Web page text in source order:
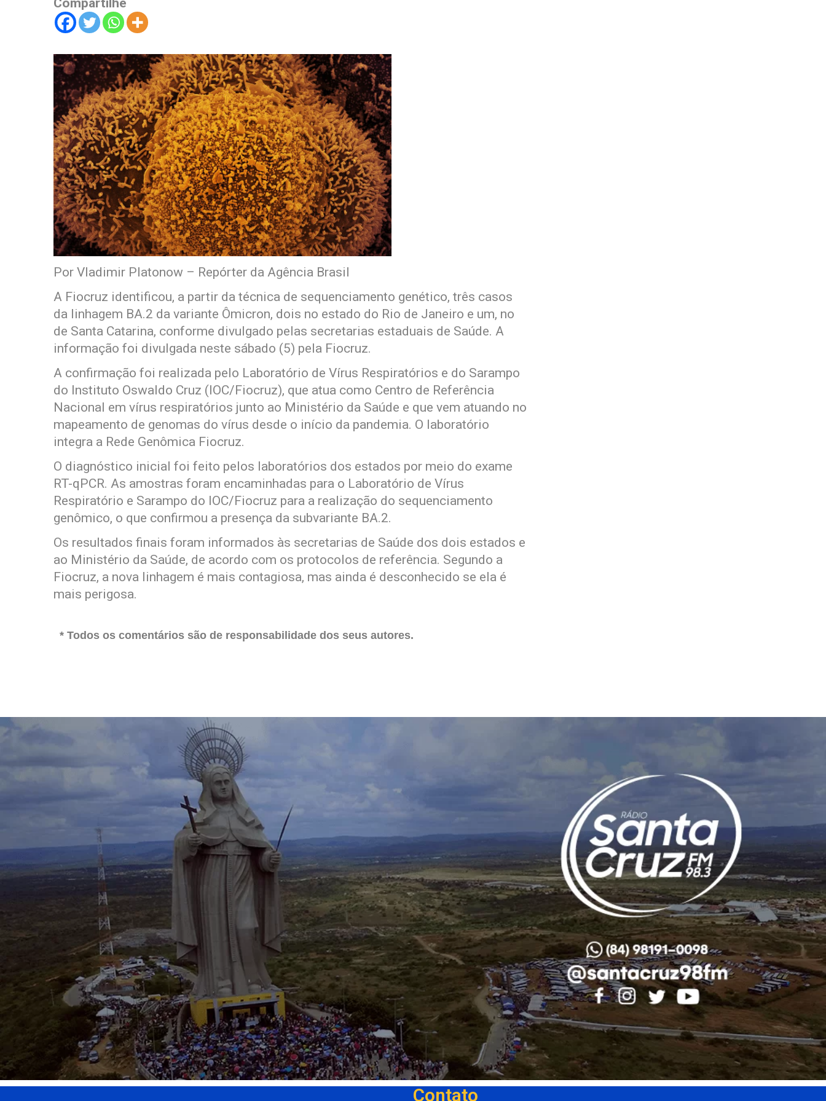
Compartilhe
Por Vladimir Platonow – Repórter da Agência Brasil
A Fiocruz identificou, a partir da técnica de sequenciamento genético, três casos
da linhagem BA.2 da variante Ômicron, dois no estado do Rio de Janeiro e um, no
de Santa Catarina, conforme divulgado pelas secretarias estaduais de Saúde. A
informação foi divulgada neste sábado (5) pela Fiocruz.
A confirmação foi realizada pelo Laboratório de Vírus Respiratórios e do Sarampo
do Instituto Oswaldo Cruz (IOC/Fiocruz), que atua como Centro de Referência
Nacional em vírus respiratórios junto ao Ministério da Saúde e que vem atuando no
mapeamento de genomas do vírus desde o início da pandemia. O laboratório
integra a Rede Genômica Fiocruz.
O diagnóstico inicial foi feito pelos laboratórios dos estados por meio do exame
RT-qPCR. As amostras foram encaminhadas para o Laboratório de Vírus
Respiratório e Sarampo do IOC/Fiocruz para a realização do sequenciamento
genômico, o que confirmou a presença da subvariante BA.2.
Os resultados finais foram informados às secretarias de Saúde dos dois estados e
ao Ministério da Saúde, de acordo com os protocolos de referência. Segundo a
Fiocruz, a nova linhagem é mais contagiosa, mas ainda é desconhecido se ela é
mais perigosa.
* Todos os comentários são de responsabilidade dos seus autores.
Contato